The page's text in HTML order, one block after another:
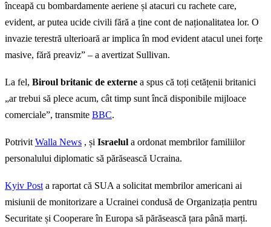
înceapă cu bombardamente aeriene și atacuri cu rachete care,
evident, ar putea ucide civili fără a ține cont de naționalitatea lor. O
invazie terestră ulterioară ar implica în mod evident atacul unei forțe
masive, fără preaviz” – a avertizat Sullivan.
La fel, Biroul britanic de externe a spus că toți cetățenii britanici
„ar trebui să plece acum, cât timp sunt încă disponibile mijloace
comerciale”, transmite BBC.
Potrivit Walla News , și Israelul a ordonat membrilor familiilor
personalului diplomatic să părăsească Ucraina.
Kyiv Post a raportat că SUA a solicitat membrilor americani ai
misiunii de monitorizare a Ucrainei condusă de Organizația pentru
Securitate și Cooperare în Europa să părăsească țara până marți.